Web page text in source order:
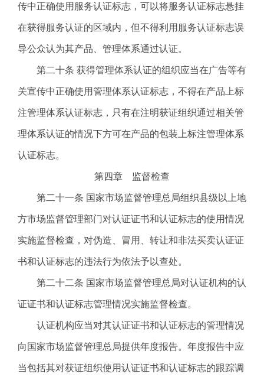
传中正确使用服务认证标志，可以将服务认证标志悬挂
在获得服务认证的区域内，但不得利用服务认证标志误
导公众认为其产品、管理体系通过认证。
第二十条 获得管理体系认证的组织应当在广告等有
关宣传中正确使用管理体系认证标志，不得在产品上标
注管理体系认证标志，只有在注明获证组织通过相关管
理体系认证的情况下方可在产品的包装上标注管理体系
认证标志。
第四章 监督检查
第二十一条 国家市场监督管理总局组织县级以上地
方市场监督管理部门对认证证书和认证标志的使用情况
实施监督检查，对伪造、冒用、转让和非法买卖认证证
书和认证标志的违法行为依法予以查处。
第二十二条 国家市场监督管理总局对认证机构的认
证证书和认证标志管理情况实施监督检查。
认证机构应当对其认证证书和认证标志的管理情况
向国家市场监督管理总局提供年度报告。年度报告中应
当包括其对获证组织使用认证证书和认证标志的跟踪调